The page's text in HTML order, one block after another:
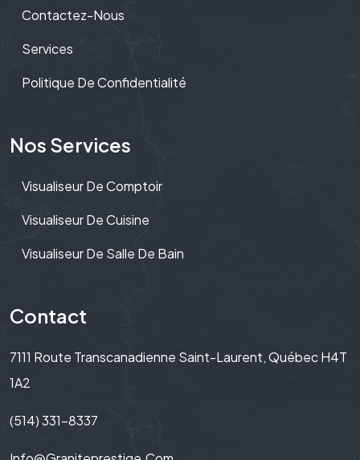
Contactez-Nous
Services
Politique De Confidentialité
Nos Services
Visualiseur De Comptoir
Visualiseur De Cuisine
Visualiseur De Salle De Bain
Contact
7111 Route Transcanadienne Saint-Laurent, Québec H4T
1A2
(514) 331-8337